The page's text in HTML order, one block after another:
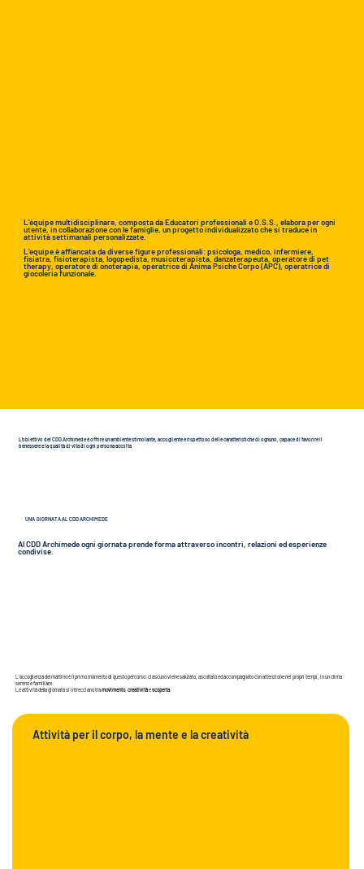
L’équipe multidisciplinare, composta da Educatori professionali e O.S.S., elabora per ogni
utente, in collaborazione con le famiglie, un progetto individualizzato che si traduce in
attività settimanali personalizzate.
L’equipe è affiancata da diverse figure professionali: psicologa, medico, infermiere,
fisiatra, fisioterapista, logopedista, musicoterapista, danzaterapeuta, operatore di pet
therapy, operatore di onoterapia, operatrice di Anima Psiche Corpo (APC), operatrice di
giocoleria funzionale.
L’obiettivo del CDD Archimede è offrire un ambiente stimolante, accogliente e rispettoso delle caratteristiche di ognuno, capace di favorire il
benessere e la qualità di vita di ogni persona accolta
UNA GIORNATA AL CDD ARCHIMEDE
Al CDD Archimede ogni giornata prende forma attraverso incontri, relazioni ed esperienze
condivise.
L’accoglienza del mattino è il primo momento di questo percorso: ciascuno viene salutato, ascoltato ed accompagnato con attenzione nei propri tempi, in un clima
sereno e familiare.
Le attività della giornata si intrecciano tramovimento, creativitàescoperta.
Attività per il corpo, la mente e la creatività